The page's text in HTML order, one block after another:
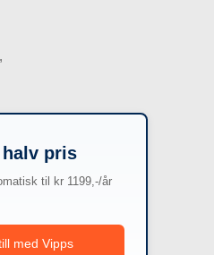
pris
til kr 1199,-/år
med Vipps